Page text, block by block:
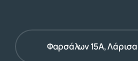
Φαρσάλων 15Α,